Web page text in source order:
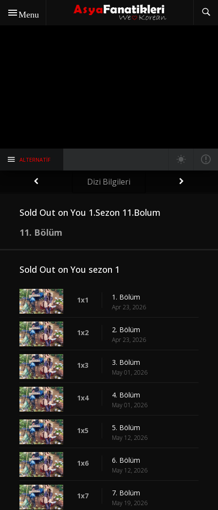
Menu
ALTERNATIF
Dizi Bilgileri
Sold Out on You 1.Sezon 11.Bolum
11. Bölüm
Sold Out on You sezon 1
1x1 1. Bölüm
Apr 23, 2026
1x2 2. Bölüm
Apr 23, 2026
1x3 3. Bölüm
May 01, 2026
1x4 4. Bölüm
May 01, 2026
1x5 5. Bölüm
May 12, 2026
1x6 6. Bölüm
May 12, 2026
1x7 7. Bölüm
May 19, 2026